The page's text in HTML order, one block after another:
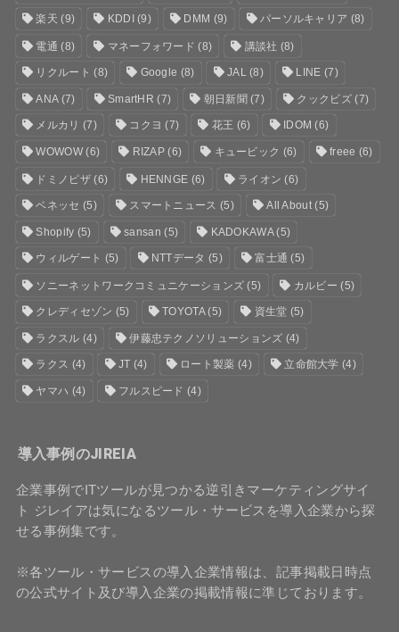
楽天 (9) KDDI (9) DMM (9) パーソルキャリア (8)
電通 (8) マネーフォワード (8) 講談社 (8)
リクルート (8) Google (8) JAL(8) LINE (7)
ANA(7) SmartHR (7) 朝日新聞 (7) クックビズ(7)
メルカリ (7) コクヨ (7) 花王 (6) IDOM (6)
WOWOW(6) RIZAP (6) キュービック (6) freee (6)
ドミノピザ(6) HENNGE (6) ライオン (6)
ベネッセ (5) スマートニュース (5) All About(5)
Shopify (5) sansan (5) KADOKAWA(5)
ウィルゲート (5) NTTデータ (5) 富士通 (5)
ソニーネットワークコミュニケーションズ (5) カルビー (5)
クレディセゾン (5) TOYOTA(5) 資生堂 (5)
ラクスル (4) 伊藤忠テクノソリューションズ (4)
ラクス (4) JT (4) ロート製薬 (4) 立命館大学 (4)
ヤマハ (4) フルスピード (4)
導入事例のJIREIA
企業事例でITツールが見つかる逆引きマーケティングサイ
ト ジレイアは気になるツール・サービスを導入企業から探
せる事例集です。
※各ツール・サービスの導入企業情報は、記事掲載日時点
の公式サイト及び導入企業の掲載情報に準じております。